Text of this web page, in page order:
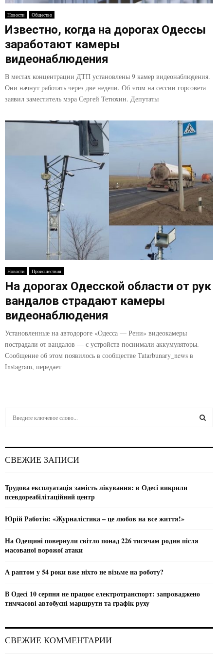
E
N
U
Новости Общество
Известно, когда на дорогах Одессы
заработают камеры
видеонаблюдения
В местах концентрации ДТП установлены 9 камер видеонаблюдения.
Они начнут работать через две недели. Об этом на сессии горсовета
заявил заместитель мэра Сергей Тетюхин. Депутаты
Новости Происшествия
На дорогах Одесской области от рук
вандалов страдают камеры
видеонаблюдения
Установленные на автодороге «Одесса — Рени» видеокамеры
пострадали от вандалов — с устройств поснимали аккумуляторы.
Сообщение об этом появилось в сообществе Tatarbunary_news в
Instagram, передает
h
o
r
СВЕЖИЕ ЗАПИСИ
Трудова експлуатація замість лікування: в Одесі викрили
псевдореабілітаційний центр
Юрій Работін: «Журналістика – це любов на все життя!»
На Одещині повернули світло понад 226 тисячам родин після
масованої ворожої атаки
А раптом у 54 роки вже ніхто не візьме на роботу?
В Одесі 10 серпня не працює електротранспорт: запроваджено
тимчасові автобусні маршрути та графік руху
СВЕЖИЕ КОММЕНТАРИИ